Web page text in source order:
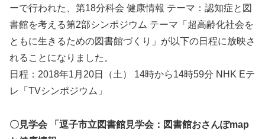
ーで行われた、第18分科会 健康情報 テーマ：認知症と図
書館を考える第2部シンポジウム テーマ「超高齢化社会を
ともに生きるための図書館づくり」が以下の日程に放映さ
れることになりました。
日程：2018年1月20日（土） 14時から14時59分 NHK Eテ
レ「TVシンポジウム」
〇見学会
「逗子市立図書館見学会：図書館おさんぽmap